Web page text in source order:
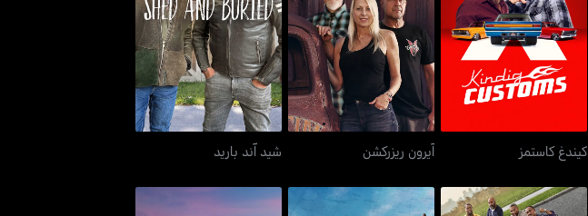
كيندغ كاستمز
كيندغ كاستمز
آيرون ريزركشن
آيرون ريزركشن
شيد آند باريد
شيد آند باريد